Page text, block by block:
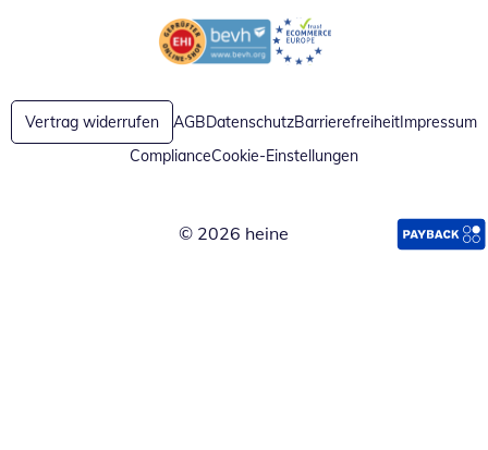
Öffnet in neuem FensterÖffnet in neuem Fenster
Vertrag widerrufen AGBDatenschutzBarrierefreiheitImpressum
ComplianceCookie-Einstellungen
© 2026 heine